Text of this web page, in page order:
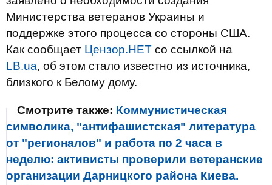
Министерства ветеранов Украины и
поддержке этого процесса со стороны США.
Как сообщает Цензор.НЕТ со ссылкой на
LB.ua, об этом стало известно из источника,
близкого к Белому дому.
Смотрите также: Коммунистическая
символика, "антифашистская" литература
от "регионалов" и работа по 2 часа в
неделю: активисты проверили ветеранские
организации Дарницкого района Киева.